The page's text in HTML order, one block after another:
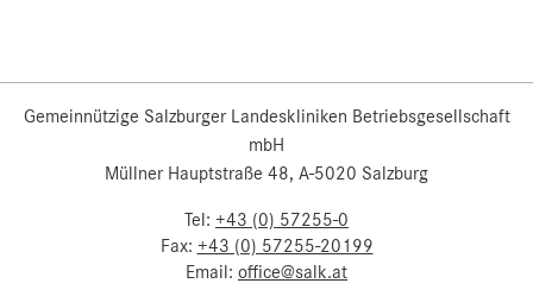
Gemeinnützige Salzburger Landeskliniken Betriebsgesellschaft
mbH
Müllner Hauptstraße 48, A-5020 Salzburg
Tel: +43 (0) 57255-0
Fax: +43 (0) 57255-20199
Email: office@salk.at